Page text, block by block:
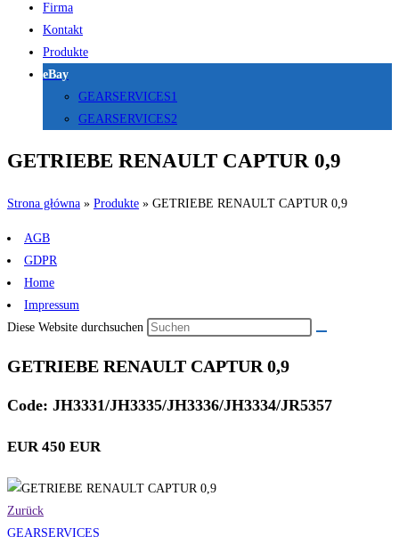
Firma
Kontakt
Produkte
eBay
GEARSERVICES1
GEARSERVICES2
GETRIEBE RENAULT CAPTUR 0,9
Strona główna » Produkte » GETRIEBE RENAULT CAPTUR 0,9
AGB
GDPR
Home
Impressum
Diese Website durchsuchen
GETRIEBE RENAULT CAPTUR 0,9
Code: JH3331/JH3335/JH3336/JH3334/JR5357
EUR 450 EUR
Zurück
GEARSERVICES